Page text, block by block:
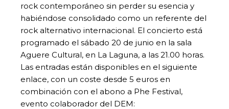
rock contemporáneo sin perder su esencia y
habiéndose consolidado como un referente del
rock alternativo internacional. El concierto está
programado el sábado 20 de junio en la sala
Aguere Cultural, en La Laguna, a las 21.00 horas.
Las entradas están disponibles en el siguiente
enlace, con un coste desde 5 euros en
combinación con el abono a Phe Festival,
evento colaborador del DEM: